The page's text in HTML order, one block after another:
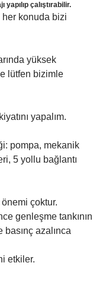
çalıştırabilir.
her konuda bizi
yüksek
lütfen bizimle
yapalım.
pompa, mekanik
5 yollu bağlantı
önemi çoktur.
genleşme tankının
basınç azalınca
etkiler.